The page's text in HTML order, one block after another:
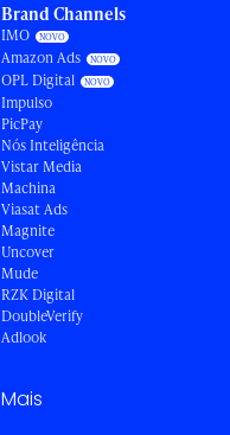
Brand Channels
IMO
Amazon Ads
OPL Digital
Impulso
PicPay
Nós Inteligência
Vistar Media
Machina
Viasat Ads
Magnite
Uncover
Mude
RZK Digital
DoubleVerify
Adlook
Mais